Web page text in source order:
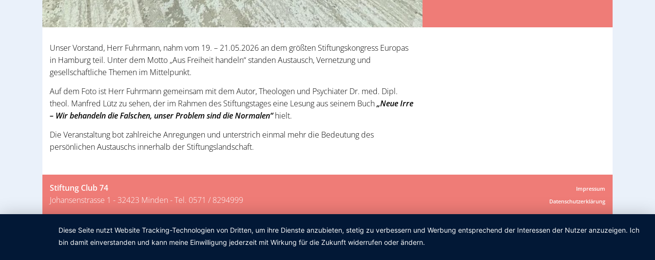
Unser Vorstand, Herr Fuhrmann, nahm vom 19. – 21.05.2026 an dem größten Stiftungskongress Europas
in Hamburg teil. Unter dem Motto „Aus Freiheit handeln“ standen Austausch, Vernetzung und
gesellschaftliche Themen im Mittelpunkt.
Auf dem Foto ist Herr Fuhrmann gemeinsam mit dem Autor, Theologen und Psychiater Dr. med. Dipl.
theol. Manfred Lütz zu sehen, der im Rahmen des Stiftungstages eine Lesung aus seinem Buch„Neue Irre
– Wir behandeln die Falschen, unser Problem sind die Normalen“hielt.
Die Veranstaltung bot zahlreiche Anregungen und unterstrich einmal mehr die Bedeutung des
persönlichen Austauschs innerhalb der Stiftungslandschaft.
Stiftung Club 74
Johansenstrasse 1 - 32423 Minden - Tel. 0571 / 8294999
Impressum
Datenschutzerklärung
Diese Seite nutzt Website Tracking-Technologien von Dritten, um ihre Dienste anzubieten, stetig zu verbessern und Werbung entsprechend der Interessen der Nutzer anzuzeigen. Ich
bin damit einverstanden und kann meine Einwilligung jederzeit mit Wirkung für die Zukunft widerrufen oder ändern.